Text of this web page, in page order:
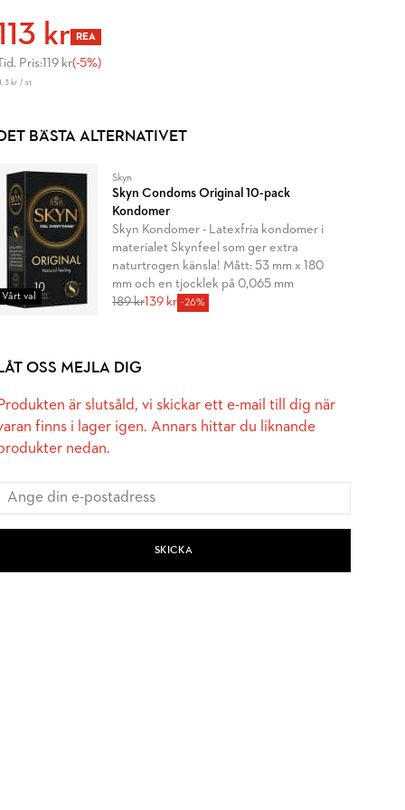
kr REA
Pris:119 kr(-5%)
kr / st
BÄSTA ALTERNATIVET
Vårt val
Skyn
Skyn Condoms Original 10-pack
Kondomer
Skyn Kondomer - Latexfria kondomer i
materialet Skynfeel som ger extra
naturtrogen känsla! Mått: 53 mm x 180
mm och en tjocklek på 0,065 mm
189 kr139 kr -26%
OSS MEJLA DIG
är slutsåld, vi skickar ett e-mail till dig när
finns i lager igen. Annars hittar du liknande
nedan.
SKICKA